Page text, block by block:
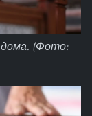
дома. (Фото: